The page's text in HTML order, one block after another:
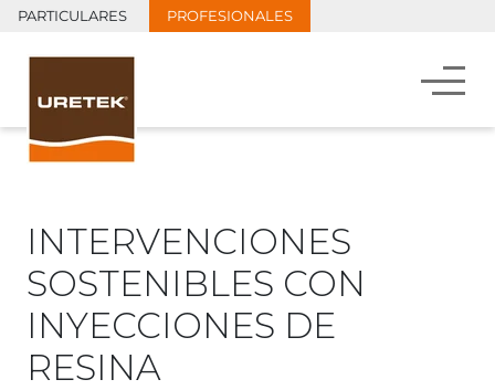
PARTICULARES PROFESIONALES
INTERVENCIONES
SOSTENIBLES CON
INYECCIONES DE
RESINA